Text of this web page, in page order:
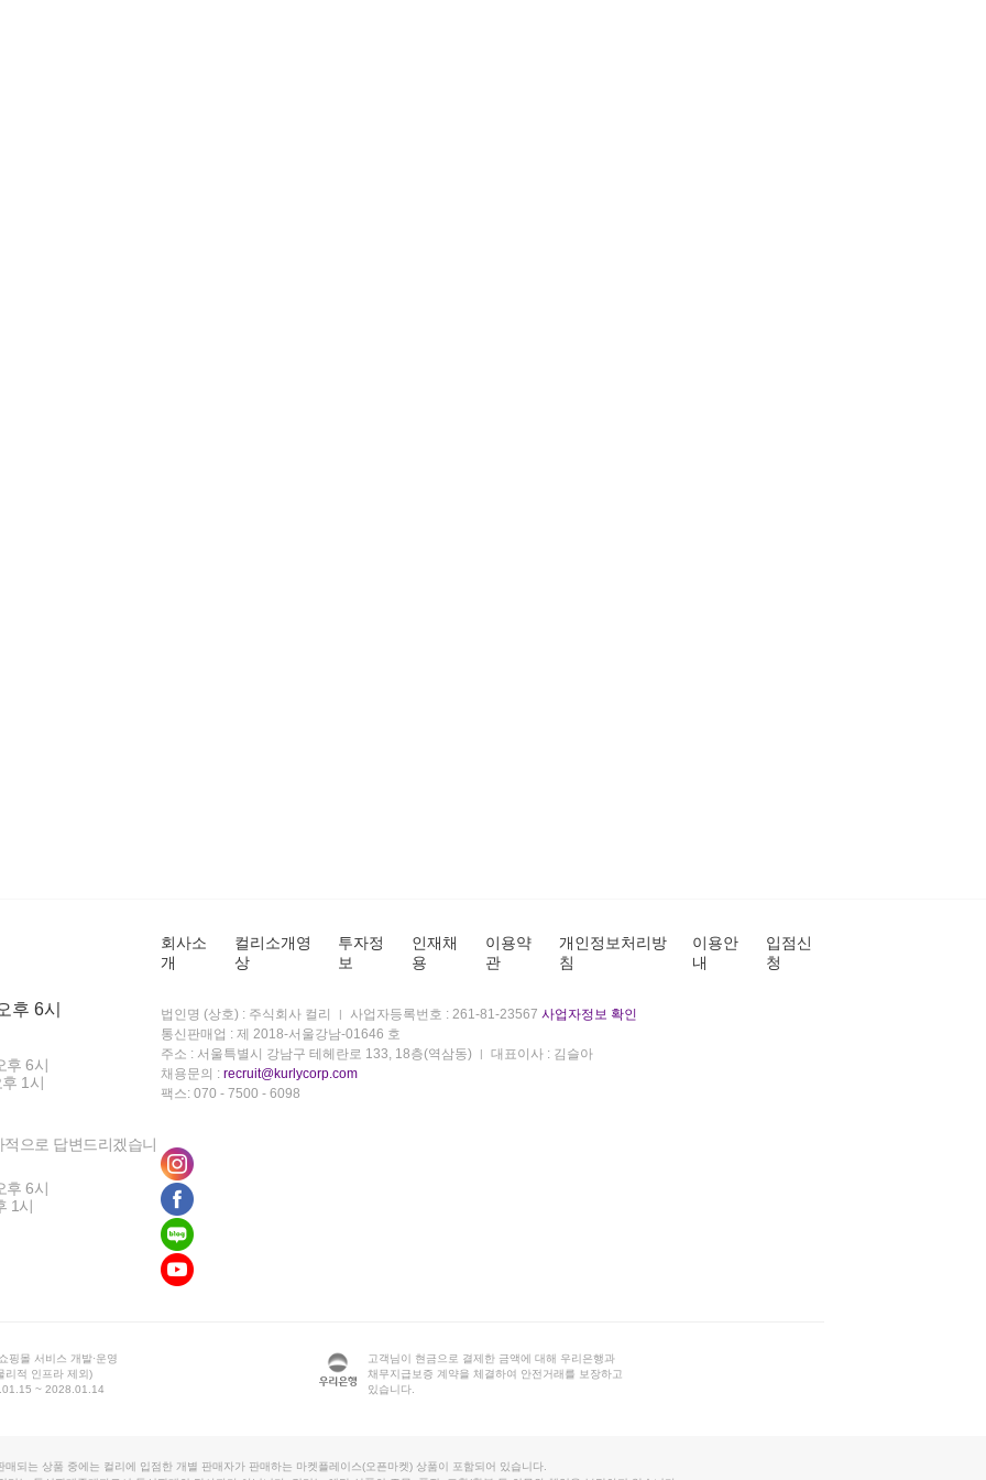
후 6시
후 6시
1시
으로 답변드리겠습니
후 6시
1시
회사소
개
컬리소개영
상
투자정
보
인재채
용
이용약
관
개인정보처리방
침
이용안
내
입점신
청
법인명 (상호) : 주식회사 컬리 사업자등록번호 : 261-81-23567 사업자정보 확인
통신판매업 : 제 2018-서울강남-01646 호
주소 : 서울특별시 강남구 테헤란로 133, 18층(역삼동)
대표이사 : 김슬아
채용문의 : recruit@kurlycorp.com
팩스: 070 - 7500 - 6098
핑몰 서비스 개발·운영
리적 인프라 제외)
~ 2028.01.14
고객님이 현금으로 결제한 금액에 대해 우리은행과
채무지급보증 계약을 체결하여 안전거래를 보장하고
있습니다.
매되는 상품 중에는 컬리에 입점한 개별 판매자가 판매하는 마켓플레이스(오픈마켓) 상품이 포함되어 있습니다.